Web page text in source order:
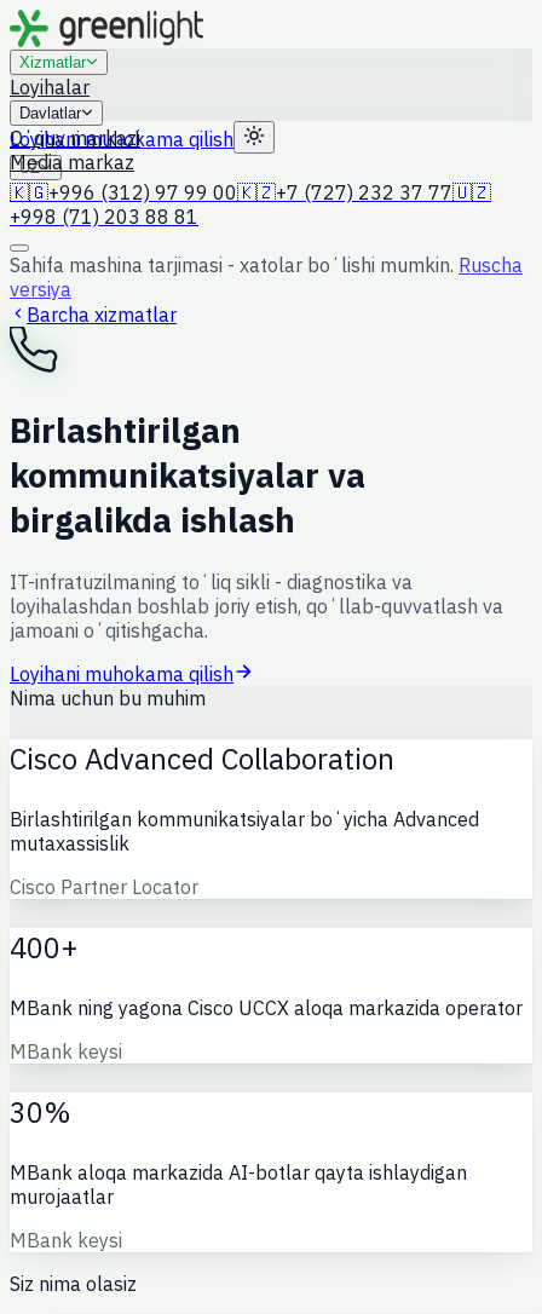
Xizmatlar
Loyihalar
Davlatlar
Oʻquv markazi
Media markaz
Loyihani muhokama qilish
UZ
🇰🇬+996 (312) 97 99 00🇰🇿+7 (727) 232 37 77🇺🇿
+998 (71) 203 88 81
Sahifa mashina tarjimasi - xatolar boʻlishi mumkin. Ruscha
versiya
Barcha xizmatlar
Birlashtirilgan
kommunikatsiyalar va
birgalikda ishlash
IT-infratuzilmaning toʻliq sikli - diagnostika va
loyihalashdan boshlab joriy etish, qoʻllab-quvvatlash va
jamoani oʻqitishgacha.
Loyihani muhokama qilish
Nima uchun bu muhim
Cisco Advanced Collaboration
Birlashtirilgan kommunikatsiyalar boʻyicha Advanced
mutaxassislik
Cisco Partner Locator
400+
MBank ning yagona Cisco UCCX aloqa markazida operator
MBank keysi
30%
MBank aloqa markazida AI-botlar qayta ishlaydigan
murojaatlar
MBank keysi
Siz nima olasiz